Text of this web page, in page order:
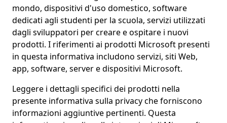
mondo, dispositivi d'uso domestico, software
dedicati agli studenti per la scuola, servizi utilizzati
dagli sviluppatori per creare e ospitare i nuovi
prodotti. I riferimenti ai prodotti Microsoft presenti
in questa informativa includono servizi, siti Web,
app, software, server e dispositivi Microsoft.
Leggere i dettagli specifici dei prodotti nella
presente informativa sulla privacy che forniscono
informazioni aggiuntive pertinenti. Questa